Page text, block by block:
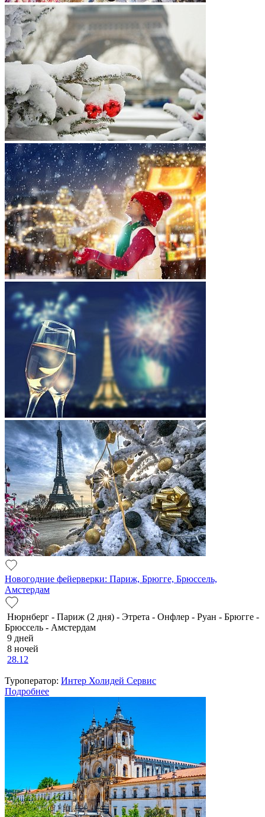
Новогодние фейерверки: Париж, Брюгге, Брюссель,
Амстердам
Нюрнберг - Париж (2 дня) - Этрета - Онфлер - Руан - Брюгге -
Брюссель - Амстердам
9 дней
8 ночей
28.12
Туроператор: Интер Холидей Сервис
Подробнее